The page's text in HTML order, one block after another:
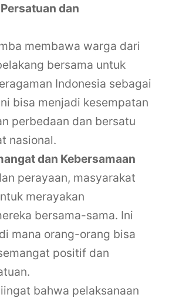
dan
membawa warga dari
bersama untuk
Indonesia sebagai
bisa menjadi kesempatan
perbedaan dan bersatu
nasional.
dan Kebersamaan
perayaan, masyarakat
merayakan
bersama-sama. Ini
mana orang-orang bisa
positif dan
bahwa pelaksanaan